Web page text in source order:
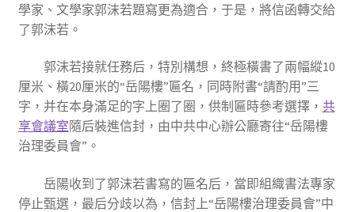
學家、文學家郭沫若題寫更為適合，于是，將信函轉交給
了郭沫若。
郭沫若接就任務后，特別構想，終極橫書了兩幅縱10
厘米、橫20厘米的“岳陽樓”匾名，同時附書“請酌用”三
字，并在本身滿足的字上圈了圈，供制匾時參考選擇， 共
享會議室隨后裝進信封，由中共中心辦公廳寄往“岳陽樓
治理委員會”。
岳陽收到了郭沫若書寫的匾名后，當即組織書法專家
停止甄選，最后分歧以為，信封上“岳陽樓治理委員會”中